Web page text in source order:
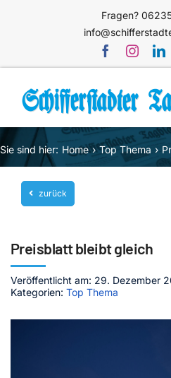
Fragen?
Home
Themen
Blog
Service
Mediathek
Sie sind hier: Home Top Thema
zurück
Preisblatt bleibt gleich
Veröffentlicht am: 29. Dezember
Kategorien: Top Thema